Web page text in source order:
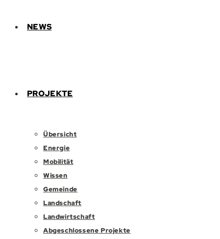
NEWS
PROJEKTE
Übersicht
Energie
Mobilität
Wissen
Gemeinde
Landschaft
Landwirtschaft
Abgeschlossene Projekte